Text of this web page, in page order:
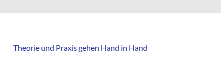
Theorie und Praxis gehen Hand in Hand